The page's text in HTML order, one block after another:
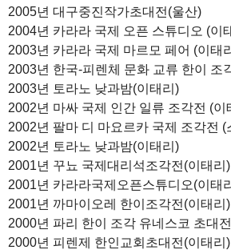
2005년 대구중진작가초대전(울산)
2004년 카라라 국제 오픈 스튜디오 (이
2003년 카라라 국제 마르모 페어 (이태
2003년 한국-피렌체 문화 교류 한이 조
2003년 토라노 낮과밤(이태리)
2002년 마싸 국제 인간 일류 조각전 (이
2002년 팔마 디 마요르카 국제 조각전 (
2002년 토라노 낮과밤(이태리)
2001년 꾸뇨 국제대리석조각전(이태리)
2001년 카라라국제오픈스튜디오(이태
2001년 까마이오레 한이조각전(이태리)
2000년 파리 한이 조각 유네스코 초대
2000년 피렌제 한인교회초대전(이태리)